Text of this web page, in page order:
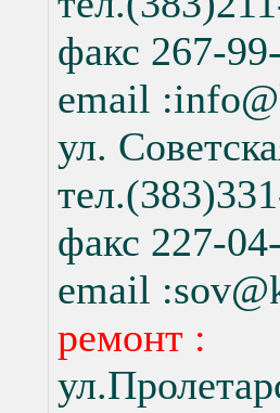
факс 267-
email
ул.
факс 227-
email
ремонт :